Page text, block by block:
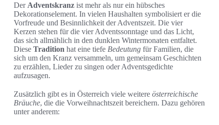
Der Adventskranz ist mehr als nur ein hübsches
Dekorationselement. In vielen Haushalten symbolisiert er die
Vorfreude und Besinnlichkeit der Adventszeit. Die vier
Kerzen stehen für die vier Adventssonntage und das Licht,
das sich allmählich in den dunklen Wintermonaten entfaltet.
Diese Tradition hat eine tiefe Bedeutung für Familien, die
sich um den Kranz versammeln, um gemeinsam Geschichten
zu erzählen, Lieder zu singen oder Adventsgedichte
aufzusagen.
Zusätzlich gibt es in Österreich viele weitere österreichische
Bräuche, die die Vorweihnachtszeit bereichern. Dazu gehören
unter anderem: